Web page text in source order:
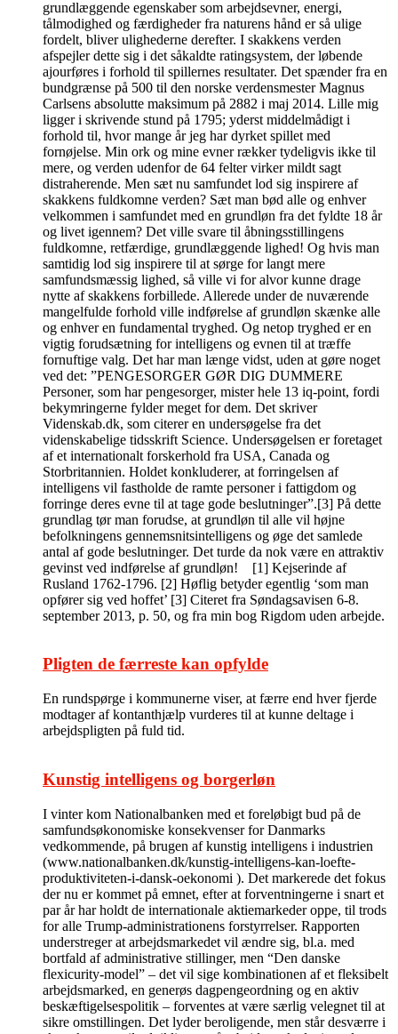
grundlæggende egenskaber som arbejdsevner, energi,
tålmodighed og færdigheder fra naturens hånd er så ulige
fordelt, bliver ulighederne derefter. I skakkens verden
afspejler dette sig i det såkaldte ratingsystem, der løbende
ajourføres i forhold til spillernes resultater. Det spænder fra en
bundgrænse på 500 til den norske verdensmester Magnus
Carlsens absolutte maksimum på 2882 i maj 2014. Lille mig
ligger i skrivende stund på 1795; yderst middelmådigt i
forhold til, hvor mange år jeg har dyrket spillet med
fornøjelse. Min ork og mine evner rækker tydeligvis ikke til
mere, og verden udenfor de 64 felter virker mildt sagt
distraherende. Men sæt nu samfundet lod sig inspirere af
skakkens fuldkomne verden? Sæt man bød alle og enhver
velkommen i samfundet med en grundløn fra det fyldte 18 år
og livet igennem? Det ville svare til åbningsstillingens
fuldkomne, retfærdige, grundlæggende lighed! Og hvis man
samtidig lod sig inspirere til at sørge for langt mere
samfundsmæssig lighed, så ville vi for alvor kunne drage
nytte af skakkens forbillede. Allerede under de nuværende
mangelfulde forhold ville indførelse af grundløn skænke alle
og enhver en fundamental tryghed. Og netop tryghed er en
vigtig forudsætning for intelligens og evnen til at træffe
fornuftige valg. Det har man længe vidst, uden at gøre noget
ved det: ”PENGESORGER GØR DIG DUMMERE
Personer, som har pengesorger, mister hele 13 iq-point, fordi
bekymringerne fylder meget for dem. Det skriver
Videnskab.dk, som citerer en undersøgelse fra det
videnskabelige tidsskrift Science. Undersøgelsen er foretaget
af et internationalt forskerhold fra USA, Canada og
Storbritannien. Holdet konkluderer, at forringelsen af
intelligens vil fastholde de ramte personer i fattigdom og
forringe deres evne til at tage gode beslutninger”.[3] På dette
grundlag tør man forudse, at grundløn til alle vil højne
befolkningens gennemsnitsintelligens og øge det samlede
antal af gode beslutninger. Det turde da nok være en attraktiv
gevinst ved indførelse af grundløn! [1] Kejserinde af
Rusland 1762-1796. [2] Høflig betyder egentlig ‘som man
opfører sig ved hoffet’ [3] Citeret fra Søndagsavisen 6-8.
september 2013, p. 50, og fra min bog Rigdom uden arbejde.
Pligten de færreste kan opfylde
En rundspørge i kommunerne viser, at færre end hver fjerde
modtager af kontanthjælp vurderes til at kunne deltage i
arbejdspligten på fuld tid.
Kunstig intelligens og borgerløn
I vinter kom Nationalbanken med et foreløbigt bud på de
samfundsøkonomiske konsekvenser for Danmarks
vedkommende, på brugen af kunstig intelligens i industrien
(www.nationalbanken.dk/kunstig-intelligens-kan-loefte-
produktiviteten-i-dansk-oekonomi ). Det markerede det fokus
der nu er kommet på emnet, efter at forventningerne i snart et
par år har holdt de internationale aktiemarkeder oppe, til trods
for alle Trump-administrationens forstyrrelser. Rapporten
understreger at arbejdsmarkedet vil ændre sig, bl.a. med
bortfald af administrative stillinger, men “Den danske
flexicurity-model” – det vil sige kombinationen af et fleksibelt
arbejdsmarked, en generøs dagpengeordning og en aktiv
beskæftigelsespolitik – forventes at være særlig velegnet til at
sikre omstillingen. Det lyder beroligende, men står desværre i